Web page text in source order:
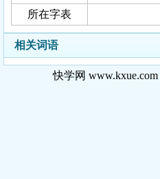
所在字表
相关词语
快学网 www.kxue.com